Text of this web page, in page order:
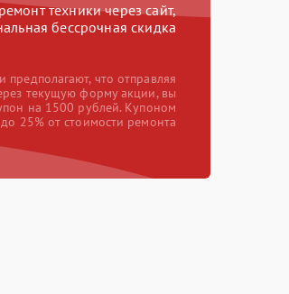
техники через сайт,
бессрочная скидка
предполагают, что отправляя
текущую форму акции, вы
на 1500 рублей. Купоном
25% от стоимости ремонта